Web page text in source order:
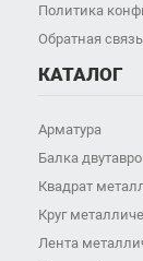
Политика
Обратная связь
КАТАЛОГ
Арматура
Балка
Квадрат
Круг
Лента